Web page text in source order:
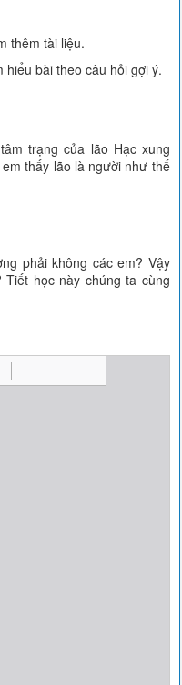
thêm tài liệu.
hiểu bài theo câu hỏi gợi ý.
trạng của lão Hạc xung
thấy lão là người như thế
phải không các em? Vậy
học này chúng ta cùng